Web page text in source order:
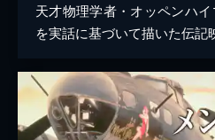
天才物理学者・オッペンハ
を実話に基づいて描いた伝記